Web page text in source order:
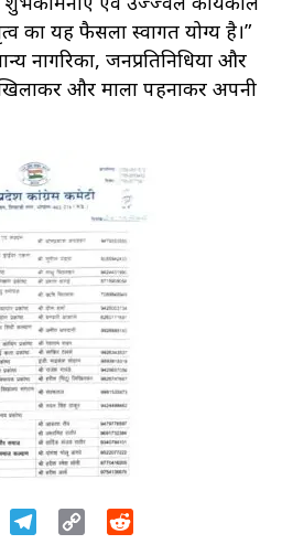
का यह फैसला स्वागत योग्य है।”
नागरिकों, जनप्रतिनिधियों और
खिलाकर और माला पहनाकर अपनी
Gmail Telegram
Copy